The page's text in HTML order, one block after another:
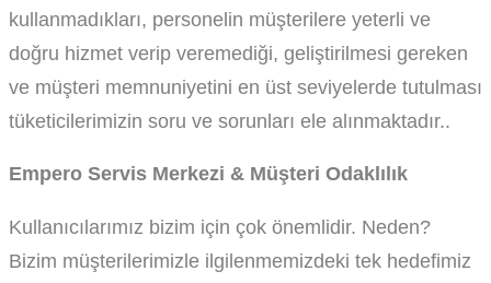
kullanmadıkları, personelin müşterilere yeterli ve
doğru hizmet verip veremediği, geliştirilmesi gereken
ve müşteri memnuniyetini en üst seviyelerde tutulması
tüketicilerimizin soru ve sorunları ele alınmaktadır..
Empero Servis Merkezi & Müşteri Odaklılık
Kullanıcılarımız bizim için çok önemlidir. Neden?
Bizim müşterilerimizle ilgilenmemizdeki tek hedefimiz